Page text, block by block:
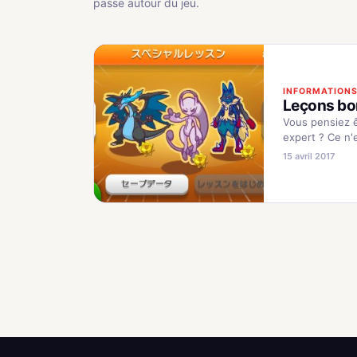
passe autour du jeu.
INFORMATIONS
Leçons
Vous pensiez
expert ? Ce
! Les leçons
15 avril 2017